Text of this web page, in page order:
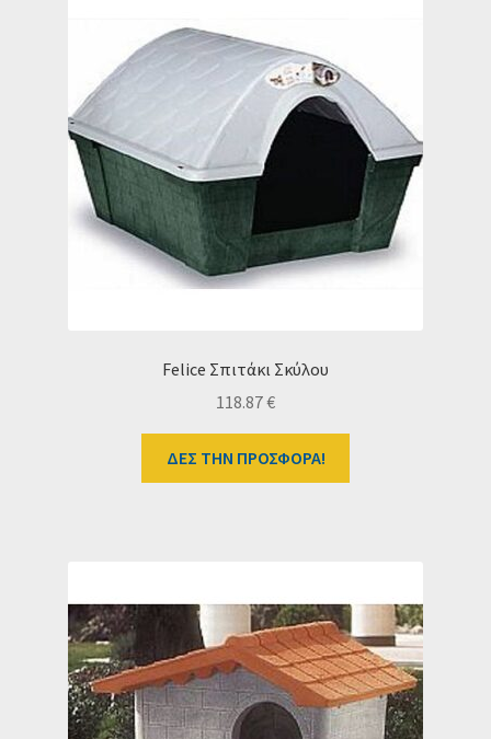
Felice Σπιτάκι Σκύλου
118.87€
ΔΕΣ ΤΗΝ ΠΡΟΣΦΟΡΑ!